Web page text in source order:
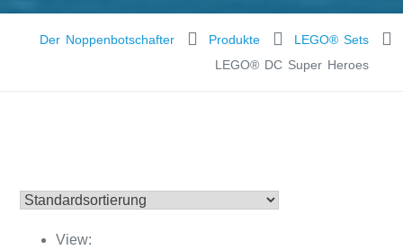
Der Noppenbotschafter Produkte
LEGO® Sets
LEGO® DC Super Heroes
View: